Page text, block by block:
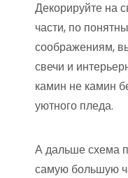
Декорируйте на
части, по
соображениям,
свечи и
камин не камин
уютного пледа.
А дальше схема
самую большую